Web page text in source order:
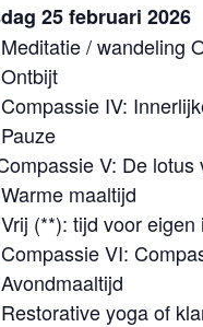
25 februari 2026
/ wandeling
IV:
V: De lotus
maaltijd
(**): tijd voor eigen
VI:
yoga of